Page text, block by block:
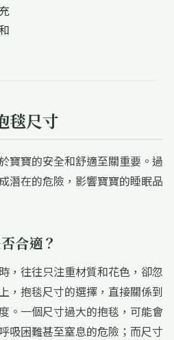
毯尺寸
寶寶的安全和舒適至關重要。過
潛在的危險，影響寶寶的睡眠品
合適？
，往往只注重材質和花色，卻忽
，抱毯尺寸的選擇，直接關係到
。一個尺寸過大的抱毯，可能會
吸困難甚至窒息的危險；而尺寸